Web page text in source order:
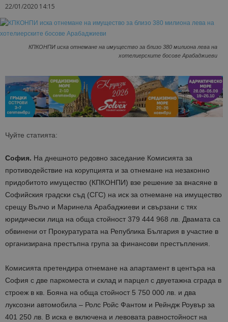
22/01/2020 14:15
КПКОНПИ иска отнемане на имущество за близо 380 милиона лева на
хотелиерските босове Арабаджиеви
Чуйте статията:
София. На днешното редовно заседание Комисията за
противодействие на корупцията и за отнемане на незаконно
придобитото имущество (КПКОНПИ) взе решение за внасяне в
Софийския градски съд (СГС) на иск за отнемане на имущество
срещу Вълчо и Маринела Арабаджиеви и свързани с тях
юридически лица на обща стойност 379 444 968 лв. Двамата са
обвинени от Прокуратурата на Република България в участие в
организирана престъпна група за финансови престъпления.
Комисията претендира отнемане на апартамент в центъра на
София с две паркоместа и склад и парцел с двуетажна сграда в
строеж в кв. Бояна на обща стойност 5 750 000 лв. и два
луксозни автомобила – Ролс Ройс Фантом и Рейндж Роувър за
401 250 лв. В иска е включена и левовата равностойност на